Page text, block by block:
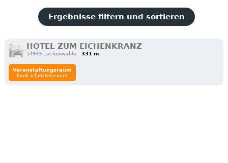
Ergebnisse filtern und sortieren
HOTEL ZUM EICHENKRANZ
14943 Luckenwalde 331 m
Veranstaltungsraum
book a functionroom